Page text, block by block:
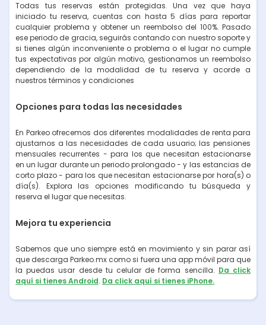
Todas tus reservas están protegidas. Una vez que haya
iniciado tu reserva, cuentas con hasta 5 días para reportar
cualquier problema y obtener un reembolso del 100%. Pasado
ese periodo de gracia, seguirás contando con nuestro soporte y
si tienes algún inconveniente o problema o el lugar no cumple
tus expectativas por algún motivo, gestionamos un reembolso
dependiendo de la modalidad de tu reserva y acorde a
nuestros términos y condiciones
Opciones para todas las necesidades
En Parkeo ofrecemos dos diferentes modalidades de renta para
ajustarnos a las necesidades de cada usuario; las pensiones
mensuales recurrentes - para los que necesitan estacionarse
en un lugar durante un periodo prolongado - y las estancias de
corto plazo - para los que necesitan estacionarse por hora(s) o
día(s). Explora las opciones modificando tu búsqueda y
reserva el lugar que necesitas.
Mejora tu experiencia
Sabemos que uno siempre está en movimiento y sin parar así
que descarga Parkeo.mx como si fuera una app móvil para que
la puedas usar desde tu celular de forma sencilla. Da click
aquí si tienes Android. Da click aquí si tienes iPhone.